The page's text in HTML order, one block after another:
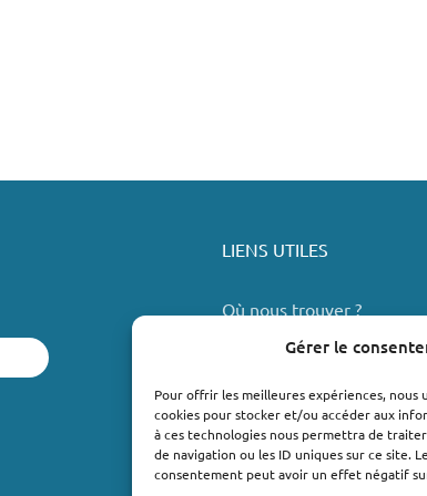
Gérer le
Pour offrir les meilleures expériences, nous
cookies pour stocker et/ou accéder aux
à ces technologies nous permettra de
de navigation ou les ID uniques sur ce site.
consentement peut avoir un effet négatif
LIENS UTILES
Où nous trouver ?
Valréas
Le Teil
Lachapelle-sous-Aubenas